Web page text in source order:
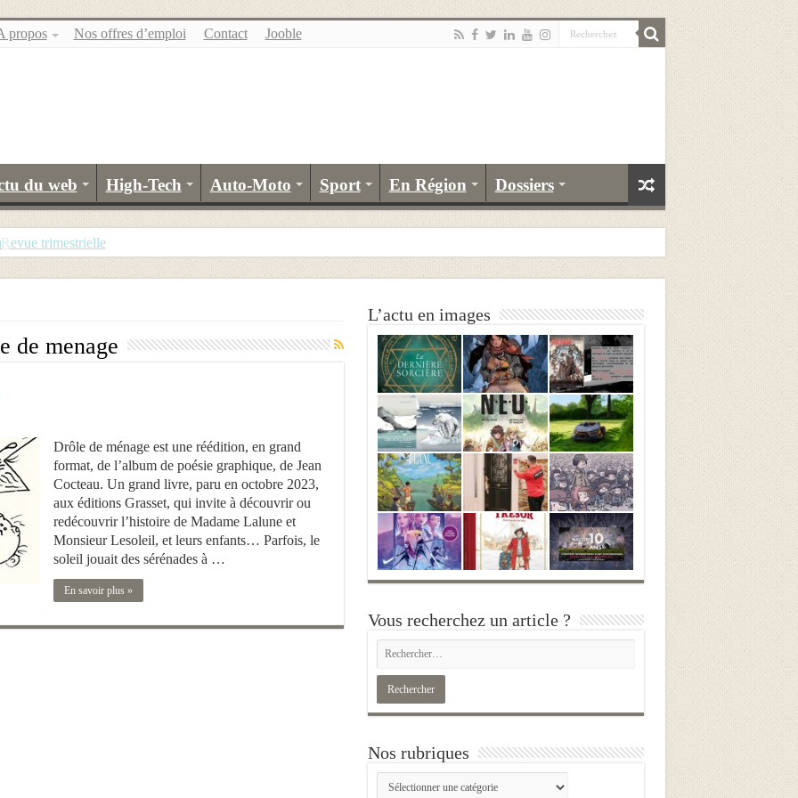
propos Nos offres d’emploi Contact Jooble
du web High-Tech Auto-Moto Sport En Région Dossiers
trimestrielle
de menage
Drôle de ménage est une réédition, en grand
format, de l’album de poésie graphique, de Jean
Cocteau. Un grand livre, paru en octobre 2023,
aux éditions Grasset, qui invite à découvrir ou
redécouvrir l’histoire de Madame Lalune et
Monsieur Lesoleil, et leurs enfants… Parfois, le
soleil jouait des sérénades à …
En savoir plus »
L’actu en images
Vous recherchez un article ?
Nos rubriques
Nos